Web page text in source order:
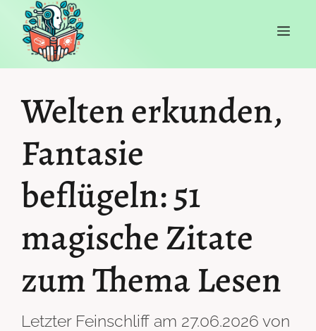
Zum
Inhalt
springen
Welten erkunden,
Fantasie
beflügeln: 51
magische Zitate
zum Thema Lesen
Letzter Feinschliff am 27.06.2026 von